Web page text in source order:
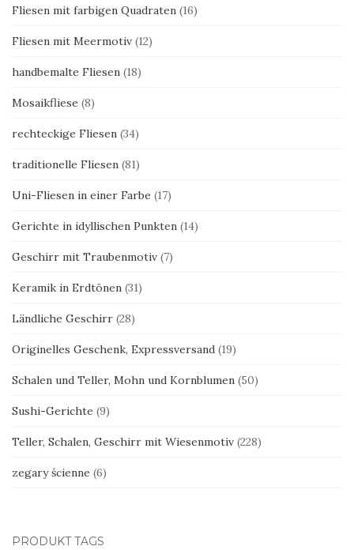
Fliesen mit farbigen Quadraten (16)
Fliesen mit Meermotiv (12)
handbemalte Fliesen (18)
Mosaikfliese (8)
rechteckige Fliesen (34)
traditionelle Fliesen (81)
Uni-Fliesen in einer Farbe (17)
Gerichte in idyllischen Punkten (14)
Geschirr mit Traubenmotiv (7)
Keramik in Erdtönen (31)
Ländliche Geschirr (28)
Originelles Geschenk, Expressversand (19)
Schalen und Teller, Mohn und Kornblumen (50)
Sushi-Gerichte (9)
Teller, Schalen, Geschirr mit Wiesenmotiv (228)
zegary ścienne (6)
PRODUKT TAGS